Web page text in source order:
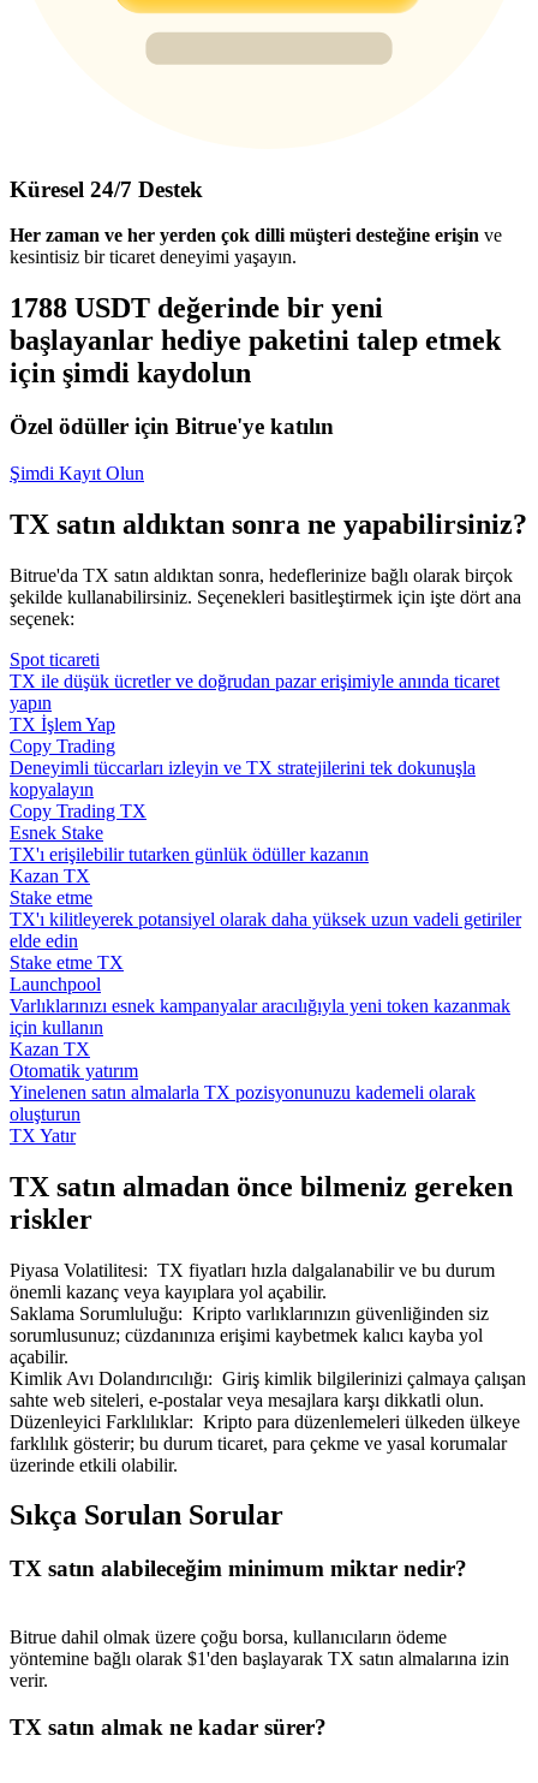
Küresel 24/7 Destek
Her zaman ve her yerden çok dilli müşteri desteğine erişin ve
kesintisiz bir ticaret deneyimi yaşayın.
1788 USDT değerinde bir yeni
başlayanlar hediye paketini talep etmek
için şimdi kaydolun
Özel ödüller için Bitrue'ye katılın
Şimdi Kayıt Olun
TX satın aldıktan sonra ne yapabilirsiniz?
Bitrue'da TX satın aldıktan sonra, hedeflerinize bağlı olarak birçok
şekilde kullanabilirsiniz. Seçenekleri basitleştirmek için işte dört ana
seçenek:
Spot ticareti
TX ile düşük ücretler ve doğrudan pazar erişimiyle anında ticaret
yapın
TX İşlem Yap
Copy Trading
Deneyimli tüccarları izleyin ve TX stratejilerini tek dokunuşla
kopyalayın
Copy Trading TX
Esnek Stake
TX'ı erişilebilir tutarken günlük ödüller kazanın
Kazan TX
Stake etme
TX'ı kilitleyerek potansiyel olarak daha yüksek uzun vadeli getiriler
elde edin
Stake etme TX
Launchpool
Varlıklarınızı esnek kampanyalar aracılığıyla yeni token kazanmak
için kullanın
Kazan TX
Otomatik yatırım
Yinelenen satın almalarla TX pozisyonunuzu kademeli olarak
oluşturun
TX Yatır
TX satın almadan önce bilmeniz gereken
riskler
Piyasa Volatilitesi: TX fiyatları hızla dalgalanabilir ve bu durum
önemli kazanç veya kayıplara yol açabilir.
Saklama Sorumluluğu: Kripto varlıklarınızın güvenliğinden siz
sorumlusunuz; cüzdanınıza erişimi kaybetmek kalıcı kayba yol
açabilir.
Kimlik Avı Dolandırıcılığı: Giriş kimlik bilgilerinizi çalmaya çalışan
sahte web siteleri, e-postalar veya mesajlara karşı dikkatli olun.
Düzenleyici Farklılıklar: Kripto para düzenlemeleri ülkeden ülkeye
farklılık gösterir; bu durum ticaret, para çekme ve yasal korumalar
üzerinde etkili olabilir.
Sıkça Sorulan Sorular
TX satın alabileceğim minimum miktar nedir?
Bitrue dahil olmak üzere çoğu borsa, kullanıcıların ödeme
yöntemine bağlı olarak $1'den başlayarak TX satın almalarına izin
verir.
TX satın almak ne kadar sürer?